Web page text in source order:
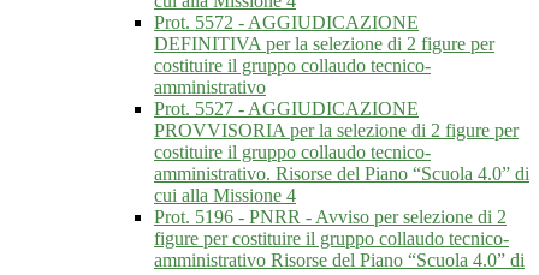
Prot. 5572 - AGGIUDICAZIONE
DEFINITIVA per la selezione di 2 figure per
costituire il gruppo collaudo tecnico-
amministrativo
Prot. 5527 - AGGIUDICAZIONE
PROVVISORIA per la selezione di 2 figure per
costituire il gruppo collaudo tecnico-
amministrativo. Risorse del Piano “Scuola 4.0” di
cui alla Missione 4
Prot. 5196 - PNRR - Avviso per selezione di 2
figure per costituire il gruppo collaudo tecnico-
amministrativo Risorse del Piano “Scuola 4.0” di